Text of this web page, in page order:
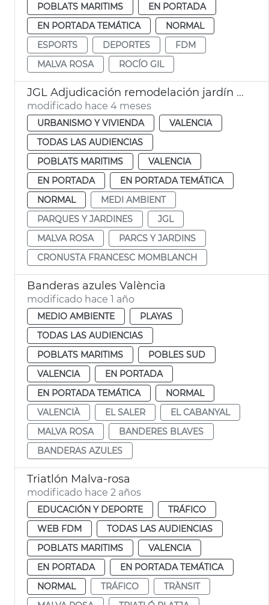
POBLATS MARITIMS
EN PORTADA
EN PORTADA TEMÁTICA
NORMAL
ESPORTS
DEPORTES
FDM
MALVA ROSA
ROCÍO GIL
JGL Adjudicación remodelación jardín plaza Cronista Francesc Momblanch
modificado hace 4 meses
URBANISMO Y VIVIENDA
VALENCIA
TODAS LAS AUDIENCIAS
POBLATS MARITIMS
VALENCIA
EN PORTADA
EN PORTADA TEMÁTICA
NORMAL
MEDI AMBIENT
PARQUES Y JARDINES
JGL
MALVA ROSA
PARCS Y JARDINS
CRONUSTA FRANCESC MOMBLANCH
Banderas azules València
modificado hace 1 año
MEDIO AMBIENTE
PLAYAS
TODAS LAS AUDIENCIAS
POBLATS MARITIMS
POBLES SUD
VALENCIA
EN PORTADA
EN PORTADA TEMÁTICA
NORMAL
VALENCIÀ
EL SALER
EL CABANYAL
MALVA ROSA
BANDERES BLAVES
BANDERAS AZULES
Triatlón Malva-rosa
modificado hace 2 años
EDUCACIÓN Y DEPORTE
TRÁFICO
WEB FDM
TODAS LAS AUDIENCIAS
POBLATS MARITIMS
VALENCIA
EN PORTADA
EN PORTADA TEMÁTICA
NORMAL
TRÁFICO
TRÀNSIT